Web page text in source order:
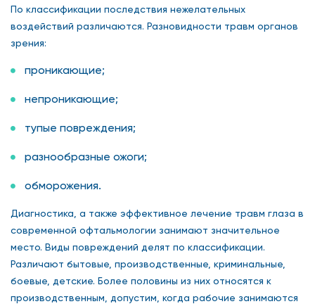
По классификации последствия нежелательных
воздействий различаются. Разновидности травм органов
зрения:
проникающие;
непроникающие;
тупые повреждения;
разнообразные ожоги;
обморожения.
Диагностика, а также эффективное лечение травм глаза в
современной офтальмологии занимают значительное
место. Виды повреждений делят по классификации.
Различают бытовые, производственные, криминальные,
боевые, детские. Более половины из них относятся к
производственным, допустим, когда рабочие занимаются